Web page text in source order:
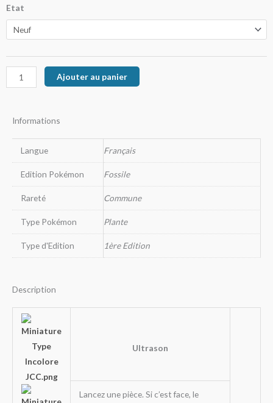
à
27,00€
Etat
quantité
de
Nosferapti
Ajouter au panier
Informations
Langue Français
Edition Pokémon Fossile
Rareté Commune
Type Pokémon Plante
Type d'Edition 1ère Edition
Description
Ultrason
Lancez une pièce. Si c’est face, le